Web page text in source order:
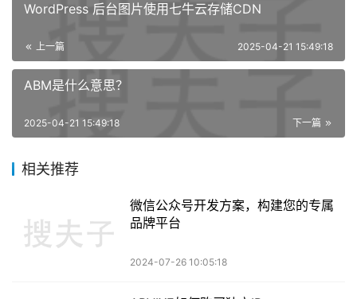
WordPress 后台图片使用七牛云存储CDN
上一篇 2025-04-21 15:49:18
ABM是什么意思？
下一篇
2025-04-21 15:49:18
相关推荐
微信公众号开发方案，构建您的专属
品牌平台
2024-07-26 10:05:18